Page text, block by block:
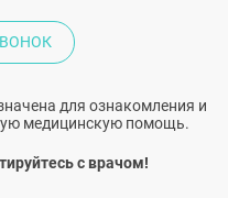
для ознакомления и
медицинскую помощь.
с врачом!